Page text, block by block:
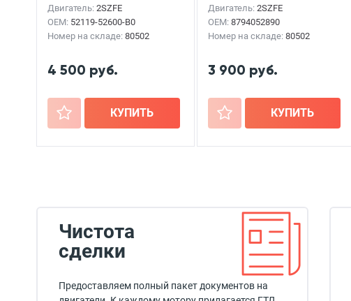
Двигатель: 2SZFE
OEM: 52119-52600-B0
Номер на складе: 80502
4 500 руб.
+ КУПИТЬ
Двигатель: 2SZFE
OEM: 8794052890
Номер на складе: 80502
3 900 руб.
+ КУПИТЬ
Чистота
сделки
Предоставляем полный пакет документов на